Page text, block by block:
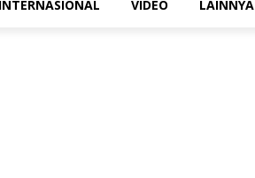
INTERNASIONAL VIDEO LAINNYA